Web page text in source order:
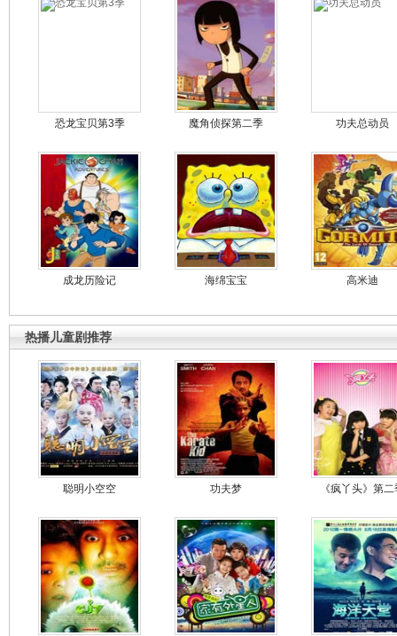
恐龙宝贝第3季 魔角侦探第二季 功夫总动员
成龙历险记 海绵宝宝 高米迪
热播儿童剧推荐
聪明小空空 功夫梦 《疯丫头》第二